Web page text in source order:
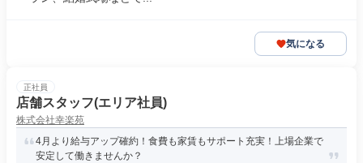
気になる
正社員
店舗スタッフ(エリア社員)
株式会社幸楽苑
4月より給与アップ確約！食費も家賃もサポート充実！上場企業で
安定して働きませんか？